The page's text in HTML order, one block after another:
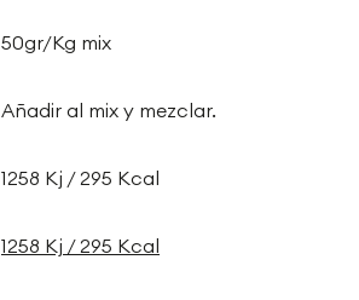
50gr/Kg mix
Añadir al mix y mezclar.
1258 Kj / 295 Kcal
1258 Kj / 295 Kcal